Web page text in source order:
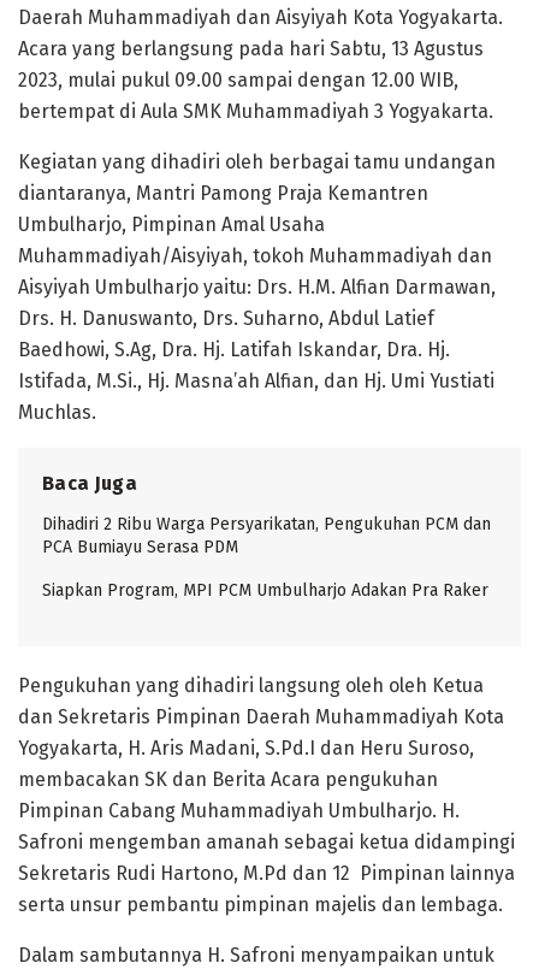
Daerah Muhammadiyah dan Aisyiyah Kota Yogyakarta.
Acara yang berlangsung pada hari Sabtu, 13 Agustus
2023, mulai pukul 09.00 sampai dengan 12.00 WIB,
bertempat di Aula SMK Muhammadiyah 3 Yogyakarta.
Kegiatan yang dihadiri oleh berbagai tamu undangan
diantaranya, Mantri Pamong Praja Kemantren
Umbulharjo, Pimpinan Amal Usaha
Muhammadiyah/Aisyiyah, tokoh Muhammadiyah dan
Aisyiyah Umbulharjo yaitu: Drs. H.M. Alfian Darmawan,
Drs. H. Danuswanto, Drs. Suharno, Abdul Latief
Baedhowi, S.Ag, Dra. Hj. Latifah Iskandar, Dra. Hj.
Istifada, M.Si., Hj. Masna’ah Alfian, dan Hj. Umi Yustiati
Muchlas.
Baca Juga
Dihadiri 2 Ribu Warga Persyarikatan, Pengukuhan PCM dan
PCA Bumiayu Serasa PDM
Siapkan Program, MPI PCM Umbulharjo Adakan Pra Raker
Pengukuhan yang dihadiri langsung oleh oleh Ketua
dan Sekretaris Pimpinan Daerah Muhammadiyah Kota
Yogyakarta, H. Aris Madani, S.Pd.I dan Heru Suroso,
membacakan SK dan Berita Acara pengukuhan
Pimpinan Cabang Muhammadiyah Umbulharjo. H.
Safroni mengemban amanah sebagai ketua didampingi
Sekretaris Rudi Hartono, M.Pd dan 12 Pimpinan lainnya
serta unsur pembantu pimpinan majelis dan lembaga.
Dalam sambutannya H. Safroni menyampaikan untuk